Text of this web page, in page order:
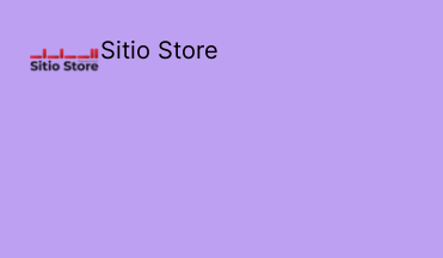
Sitio Store